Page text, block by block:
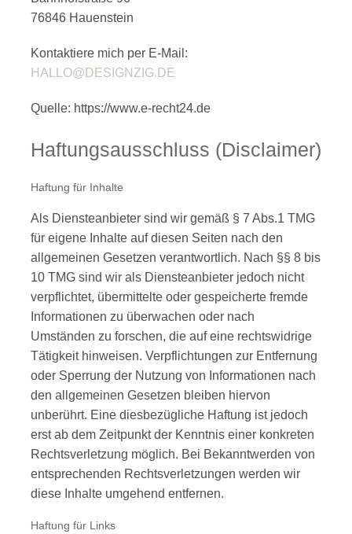
76846 Hauenstein
Kontaktiere mich per E-Mail:
HALLO@DESIGNZIG.DE
Quelle: https://www.e-recht24.de
Haftungsausschluss (Disclaimer)
Haftung für Inhalte
Als Diensteanbieter sind wir gemäß § 7 Abs.1 TMG
für eigene Inhalte auf diesen Seiten nach den
allgemeinen Gesetzen verantwortlich. Nach §§ 8 bis
10 TMG sind wir als Diensteanbieter jedoch nicht
verpflichtet, übermittelte oder gespeicherte fremde
Informationen zu überwachen oder nach
Umständen zu forschen, die auf eine rechtswidrige
Tätigkeit hinweisen. Verpflichtungen zur Entfernung
oder Sperrung der Nutzung von Informationen nach
den allgemeinen Gesetzen bleiben hiervon
unberührt. Eine diesbezügliche Haftung ist jedoch
erst ab dem Zeitpunkt der Kenntnis einer konkreten
Rechtsverletzung möglich. Bei Bekanntwerden von
entsprechenden Rechtsverletzungen werden wir
diese Inhalte umgehend entfernen.
Haftung für Links